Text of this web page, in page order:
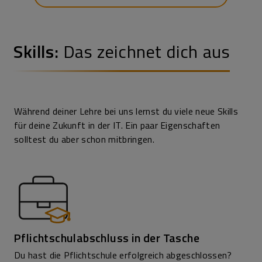
Skills: Das zeichnet dich aus
Während deiner Lehre bei uns lernst du viele neue Skills
für deine Zukunft in der IT. Ein paar Eigenschaften
solltest du aber schon mitbringen.
Pflichtschulabschluss in der Tasche
Du hast die Pflichtschule erfolgreich abgeschlossen?